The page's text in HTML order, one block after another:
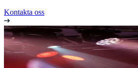
Kontakta oss